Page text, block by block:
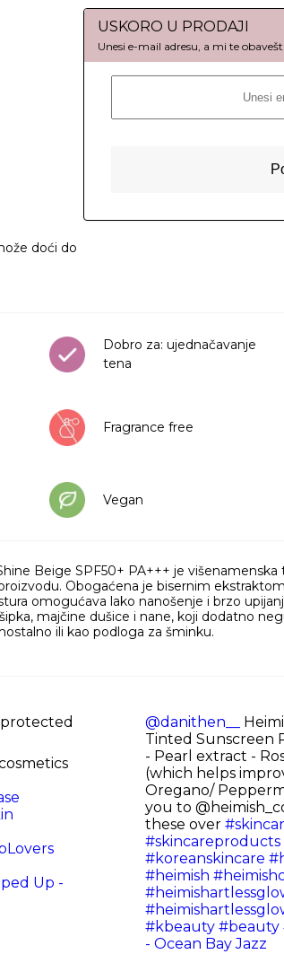
USKORO U PRODAJI
doći do
Dobro za: ujednačavanje
tena
Fragrance free
Vegan
Beige SPF50+ PA+++ je
Obogaćena je bisernim
omogućava lako nanošenje i brzo
majčine dušice i nane, koji dodatno
ili kao podloga za šminku.
protected
Up -
@danithen__
Tinted Sunscreen
- Pearl extract -
(which helps
Oregano/
you to
these over
#skincareproducts
#koreanskincare
#heimish
#kbeauty #beauty
- Ocean Bay Jazz